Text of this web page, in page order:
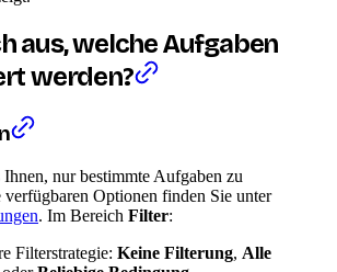
aus, welche Aufgaben
werden?
nur bestimmte Aufgaben zu
Optionen finden Sie unter
. Im Bereich Filter:
Filterstrategie: Keine Filterung, Alle